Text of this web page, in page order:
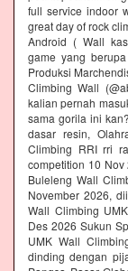
full service indoor
great day of rock
Android ( Wall
game yang
Produksi
Climbing Wall
kalian pernah
sama gorila ini
dasar resin,
Climbing RRI rri
competition 10
Buleleng Wall
November 2026,
Wall Climbing
Des 2026 Sukun
UMK Wall
dinding dengan